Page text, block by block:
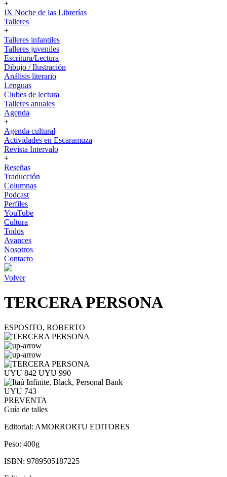
+
IX Noche de las Librerías
Talleres
+
Talleres infantiles
Talleres juveniles
Escritura/Lectura
Dibujo / Ilustración
Análisis literario
Lenguas
Clubes de lectura
Talleres anuales
Agenda
+
Agenda cultural
Actividades en Escaramuza
Revista Intervalo
+
Reseñas
Traducción
Columnas
Podcast
Perfiles
YouTube
Cultura
Todos
Avances
Nosotros
Contacto
Volver
TERCERA PERSONA
ESPOSITO, ROBERTO
UYU 842 UYU 990
UYU 743
PREVENTA
Guía de talles
Editorial: AMORRORTU EDITORES
Peso: 400g
ISBN: 9789505187225